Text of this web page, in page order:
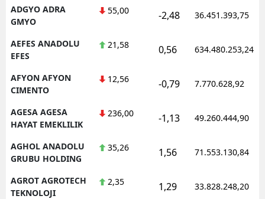
ADGYO ADRA
GMYO
55,00 -2,48 36.451.393,75
AEFES ANADOLU
EFES
21,58 0,56 634.480.253,24
AFYON AFYON
CIMENTO
12,56 -0,79 7.770.628,92
AGESA AGESA
HAYAT EMEKLILIK
236,00 -1,13 49.260.444,90
AGHOL ANADOLU
GRUBU HOLDING
35,26 1,56 71.553.130,84
AGROT AGROTECH
TEKNOLOJI
2,35 1,29 33.828.248,20